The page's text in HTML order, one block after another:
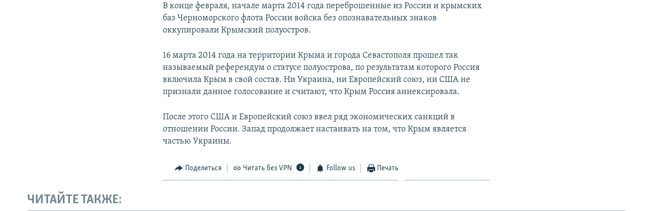
В конце февраля, начале марта 2014 года переброшенные из России и крымских
баз Черноморского флота России войска без опознавательных знаков
оккупировали Крымский полуостров.
16 марта 2014 года на территории Крыма и города Севастополя прошел так
называемый референдум о статусе полуострова, по результатам которого Россия
включила Крым в свой состав. Ни Украина, ни Европейский союз, ни США не
признали данное голосование и считают, что Крым Россия аннексировала.
После этого США и Европейский союз ввел ряд экономических санкций в
отношении России. Запад продолжает настаивать на том, что Крым является
частью Украины.
Поделиться Читать без VPN Follow us Печать
ЧИТАЙТЕ ТАКЖЕ: